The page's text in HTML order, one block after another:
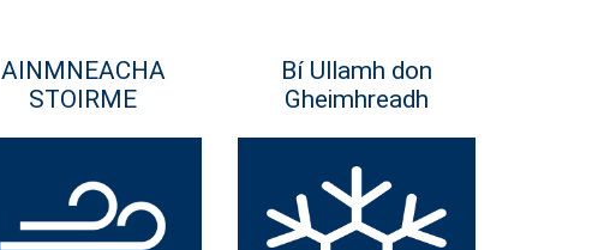
AINMNEACHA
STOIRME
Bí Ullamh don
Gheimhreadh